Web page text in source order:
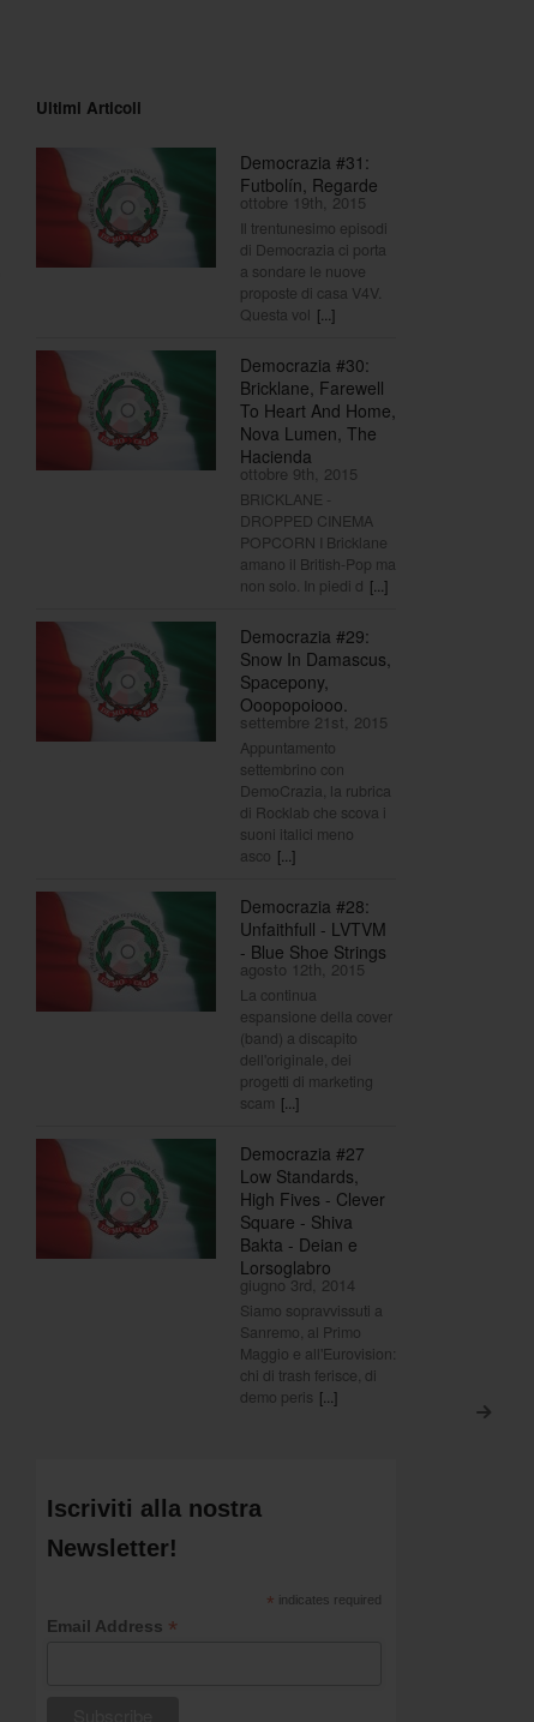
>
Ultimi Articoli
Democrazia #31:
Futbolín, Regarde
ottobre 19th, 2015
Il trentunesimo episodi
di Democrazia ci porta
a sondare le nuove
proposte di casa V4V.
Questa vol [...]
Democrazia #30:
Bricklane, Farewell
To Heart And Home,
Nova Lumen, The
Hacienda
ottobre 9th, 2015
BRICKLANE -
DROPPED CINEMA
POPCORN I Bricklane
amano il British-Pop ma
non solo. In piedi d [...]
Democrazia #29:
Snow In Damascus,
Spacepony,
Ooopopoiooo.
settembre 21st, 2015
Appuntamento
settembrino con
DemoCrazia, la rubrica
di Rocklab che scova i
suoni italici meno
asco [...]
Democrazia #28:
Unfaithfull - LVTVM
- Blue Shoe Strings
agosto 12th, 2015
La continua
espansione della cover
(band) a discapito
dell'originale, dei
progetti di marketing
scam [...]
Democrazia #27
Low Standards,
High Fives - Clever
Square - Shiva
Bakta - Deian e
Lorsoglabro
giugno 3rd, 2014
Siamo sopravvissuti a
Sanremo, al Primo
Maggio e all'Eurovision:
chi di trash ferisce, di
demo peris [...]
Iscriviti alla nostra
Newsletter!
* indicates required
Email Address *